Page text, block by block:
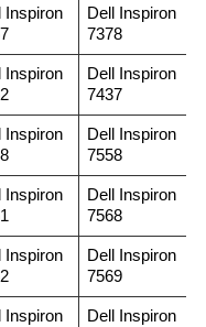
Inspiron
Dell Inspiron
7378
Inspiron
Dell Inspiron
7437
Inspiron
Dell Inspiron
7558
Inspiron
Dell Inspiron
7568
Inspiron
Dell Inspiron
7569
Inspiron
Dell Inspiron